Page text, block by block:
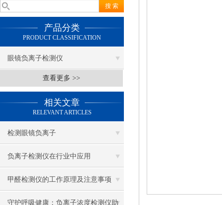
产品分类
PRODUCT CLASSIFICATION
眼镜负离子检测仪
查看更多 >>
相关文章
RELEVANT ARTICLES
检测眼镜负离子
负离子检测仪在行业中应用
甲醛检测仪的工作原理及注意事项
守护呼吸健康：负离子浓度检测仪助